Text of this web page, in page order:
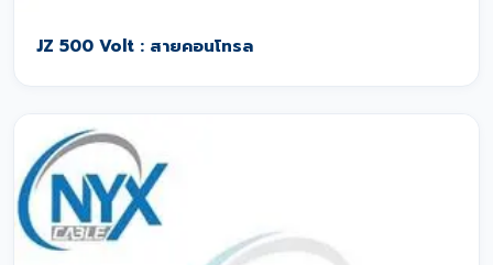
JZ 500 Volt : สายคอนโทรล